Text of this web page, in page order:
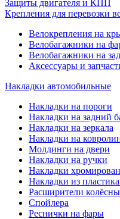
Защиты двигателя и КПП
Крепления для перевозки
Велокрепления на
Велобагажники на
Велобагажники на
Аксессуары и
Накладки автомобильные
Накладки на пороги
Накладки на задний
Накладки на зеркала
Накладки на
Молдинги на двери
Накладки на ручки
Накладки
Накладки из
Расширители
Спойлера
Реснички на фары